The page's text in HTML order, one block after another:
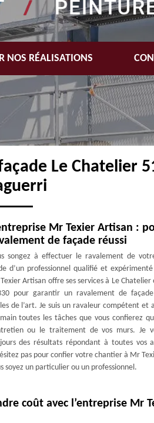
NOS RÉALISATIONS
Le Chatelier
Mr Texier Artisan :
de façade réussi
songez à effectuer le ravalement de
d’un professionnel qualifié et expérimenté
Artisan offre ses services à Le
pour garantir un ravalement de
de l’art. Je suis un ravaleur compétent et
toutes les tâches que vous confierez
ou le traitement de vos murs. Je
des résultats répondant à toutes vos
pas pour confier votre chantier à Mr
soyez un particulier ou un professionnel.
coût avec l’entreprise Mr